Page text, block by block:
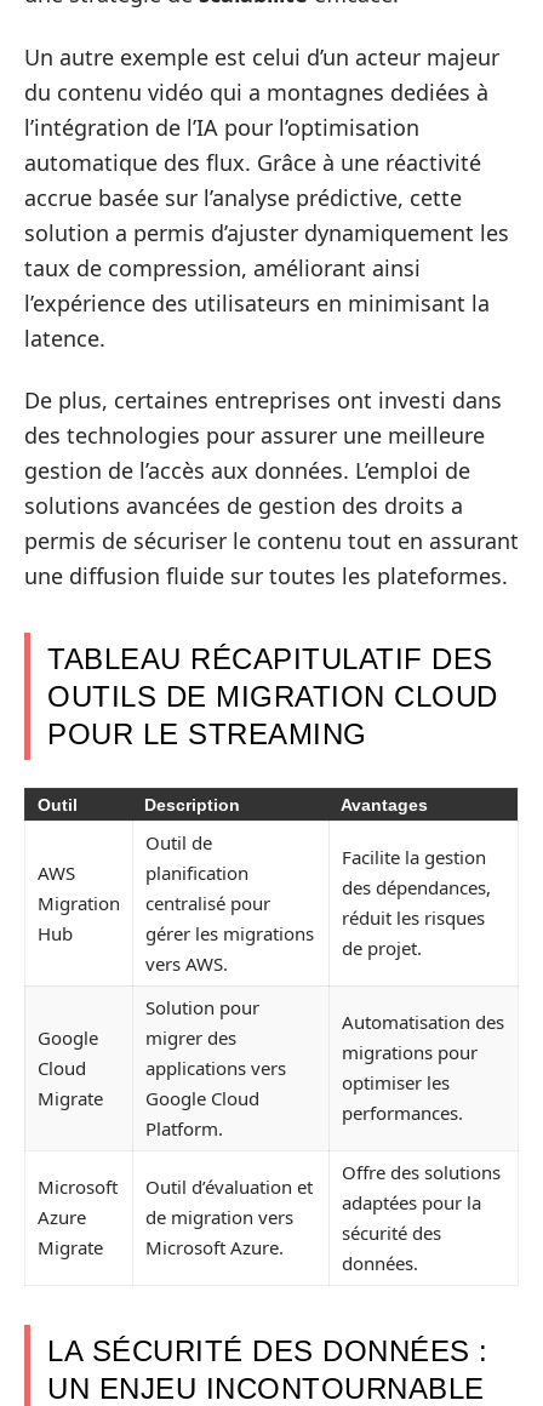
Un autre exemple est celui d’un acteur majeur
du contenu vidéo qui a montagnes dediées à
l’intégration de l’IA pour l’optimisation
automatique des flux. Grâce à une réactivité
accrue basée sur l’analyse prédictive, cette
solution a permis d’ajuster dynamiquement les
taux de compression, améliorant ainsi
l’expérience des utilisateurs en minimisant la
latence.
De plus, certaines entreprises ont investi dans
des technologies pour assurer une meilleure
gestion de l’accès aux données. L’emploi de
solutions avancées de gestion des droits a
permis de sécuriser le contenu tout en assurant
une diffusion fluide sur toutes les plateformes.
TABLEAU RÉCAPITULATIF DES
OUTILS DE MIGRATION CLOUD
POUR LE STREAMING
Outil Description Avantages
AWS
Migration
Hub
Outil de
planification
centralisé pour
gérer les migrations
vers AWS.
Facilite la gestion
des dépendances,
réduit les risques
de projet.
Google
Cloud
Migrate
Solution pour
migrer des
applications vers
Google Cloud
Platform.
Automatisation des
migrations pour
optimiser les
performances.
Microsoft
Azure
Migrate
Outil d’évaluation et
de migration vers
Microsoft Azure.
Offre des solutions
adaptées pour la
sécurité des
données.
LA SÉCURITÉ DES DONNÉES :
UN ENJEU INCONTOURNABLE